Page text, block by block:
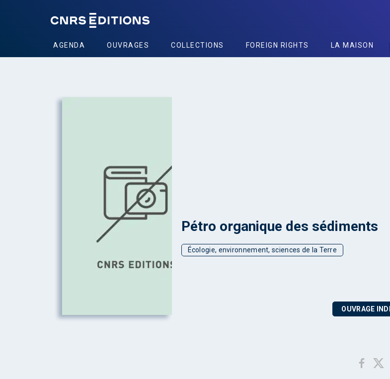
AGENDA OUVRAGES COLLECTIONS FOREIGN RIGHTS LA MAISON
Pétro organique des sédiments
Écologie, environnement, sciences de la Terre
OUVRAGE